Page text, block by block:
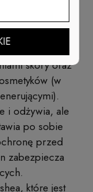
sprawiają, że
się wśród
skóry oraz
(w
i odżywia, ale
po sobie
przed
zabezpiecza
które jest